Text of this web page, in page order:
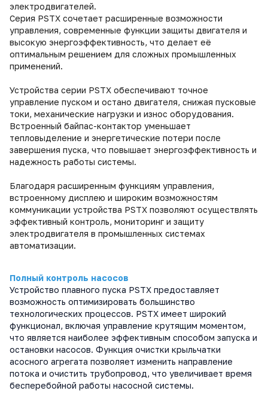
электродвигателей.
Серия PSTX сочетает расширенные возможности
управления, современные функции защиты двигателя и
высокую энергоэффективность, что делает её
оптимальным решением для сложных промышленных
применений.
Устройства серии PSTX обеспечивают точное
управление пуском и остано двигателя, снижая пусковые
токи, механические нагрузки и износ оборудования.
Встроенный байпас-контактор уменьшает
тепловыделение и энергетические потери после
завершения пуска, что повышает энергоэффективность и
надежность работы системы.
Благодаря расширенным функциям управления,
встроенному дисплею и широким возможностям
коммуникации устройства PSTX позволяют осуществлять
эффективный контроль, мониторинг и защиту
электродвигателя в промышленных системах
автоматизации.
Полный контроль насосов
Устройство плавного пуска PSTX предоставляет
возможность оптимизировать большинство
технологических процессов. PSTX имеет широкий
функционал, включая управление крутящим моментом,
что является наиболее эффективным способом запуска и
остановки насосов. Функция очистки крыльчатки
асосного агрегата позволяет изменить направление
потока и очистить трубопровод, что увеличивает время
бесперебойной работы насосной системы.